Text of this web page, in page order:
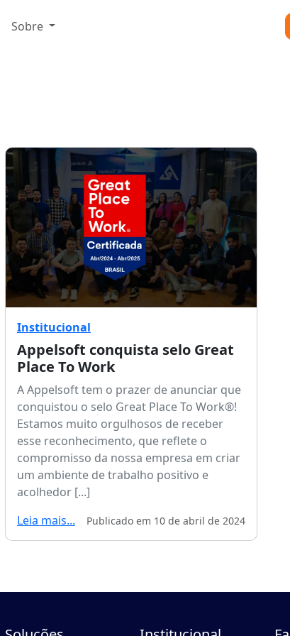
Sobre
Institucional
Appelsoft conquista selo Great
Place To Work
A Appelsoft tem o prazer de anunciar que
conquistou o selo Great Place To Work®!
Estamos muito orgulhosos de receber
esse reconhecimento, que reflete o
compromisso da nossa empresa em criar
um ambiente de trabalho positivo e
acolhedor [...]
Leia mais...
Publicado em 10 de abril de 2024